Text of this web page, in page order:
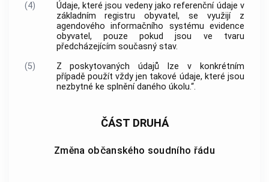
(4)
Údaje, které jsou vedeny jako referenční údaje v
základním registru obyvatel, se využijí z
agendového informačního systému evidence
obyvatel, pouze pokud jsou ve tvaru
předcházejícím současný stav.
(5)
Z poskytovaných údajů lze v konkrétním
případě použít vždy jen takové údaje, které jsou
nezbytné ke splnění daného úkolu.“.
ČÁST DRUHÁ
Změna občanského soudního řádu